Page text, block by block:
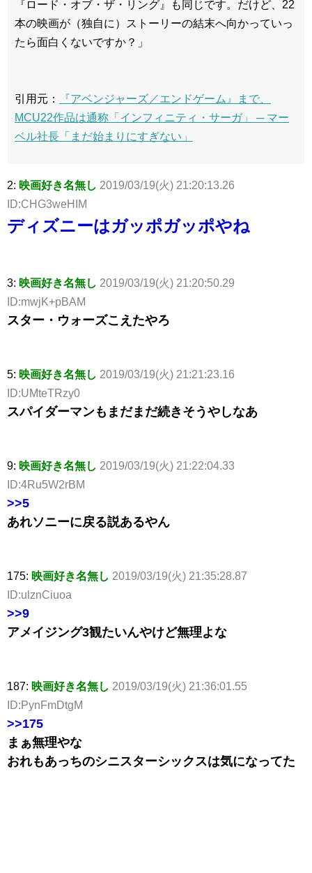
『ロード・オブ・ザ・リング』も同じです。だけど、22
本の映画が（独自に）ストーリーの結末へ向かっていっ
たら面白くないですか？」
引用元：
『アベンジャーズ／エンドゲーム』まで、
MCU22作品は通称「インフィニティ・サーガ」 ─ マー
ベル社長「まだ始まりにすぎない」
2: 映画好き名無し 2019/03/19(火) 21:20:13.26
ID:CHG3weHIM
ディズニーはガッポガッポやね
3: 映画好き名無し 2019/03/19(火) 21:20:50.29
ID:mwjK+pBAM
スター・ウォーズこえたやろ
5: 映画好き名無し 2019/03/19(火) 21:21:23.16
ID:UMteTRzy0
スパイダーマンもまだまだ続きそうやしなあ
9: 映画好き名無し 2019/03/19(火) 21:22:04.33
ID:4Ru5W2rBM
>>5
あれソニーに戻る説あるやん
175: 映画好き名無し 2019/03/19(火) 21:35:28.87
ID:ulznCiuoa
>>9
アメイジング3観たいんやけど無理よな
187: 映画好き名無し 2019/03/19(火) 21:36:01.55
ID:PynFmDtgM
>>175
まぁ無理やな
おれもあっちのシニスターシックスは気になってた